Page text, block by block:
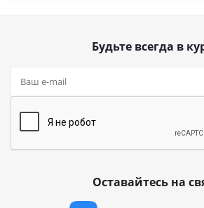
Будьте всегда в
Оставайтесь на